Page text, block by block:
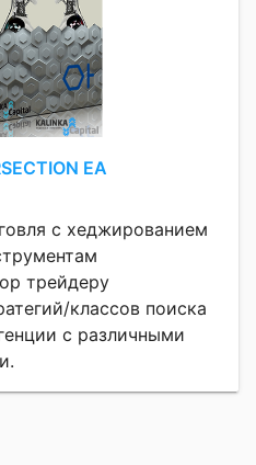
EA
с хеджированием
трейдеру
классов поиска
с различными